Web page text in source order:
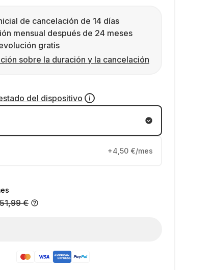
de cancelación de 14 días
mensual después de 24 meses
gratis
sobre la duración y la cancelación
del dispositivo
+4,50 €/mes
51,99 €